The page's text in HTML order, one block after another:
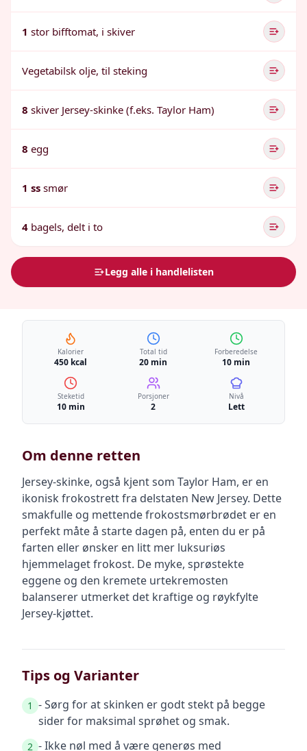
1 stor bifftomat, i skiver
Vegetabilsk olje, til steking
8 skiver Jersey-skinke (f.eks. Taylor Ham)
8 egg
1 ss smør
4 bagels, delt i to
Legg alle i handlelisten
Kalorier
450 kcal
Total tid
20 min
Forberedelse
10 min
Steketid
10 min
Porsjoner
2
Nivå
Lett
Om denne retten
Jersey-skinke, også kjent som Taylor Ham, er en
ikonisk frokostrett fra delstaten New Jersey. Dette
smakfulle og mettende frokostsmørbrødet er en
perfekt måte å starte dagen på, enten du er på
farten eller ønsker en litt mer luksuriøs
hjemmelaget frokost. De myke, sprøstekte
eggene og den kremete urtekremosten
balanserer utmerket det kraftige og røykfylte
Jersey-kjøttet.
Tips og Varianter
1 - Sørg for at skinken er godt stekt på begge
sider for maksimal sprøhet og smak.
2 - Ikke nøl med å være generøs med